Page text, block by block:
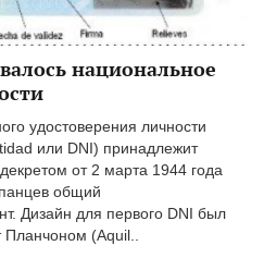
национальное
удостоверения личности
или DNI) принадлежит
от 2 марта 1944 года
общий
Дизайн для первого DNI был
Планчоном (Aquil..